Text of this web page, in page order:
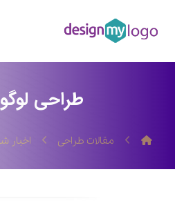
طراحی
مقالات طراحی اخبار